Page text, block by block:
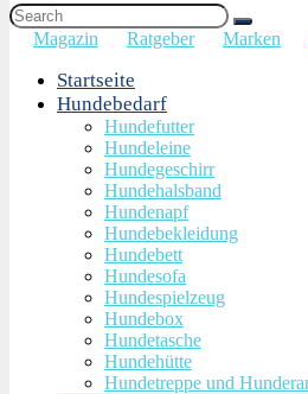
Magazin Ratgeber Marken
Startseite
Hundebedarf
Hundefutter
Hundeleine
Hundegeschirr
Hundehalsband
Hundenapf
Hundebekleidung
Hundebett
Hundesofa
Hundespielzeug
Hundebox
Hundetasche
Hundehütte
Hundetreppe und